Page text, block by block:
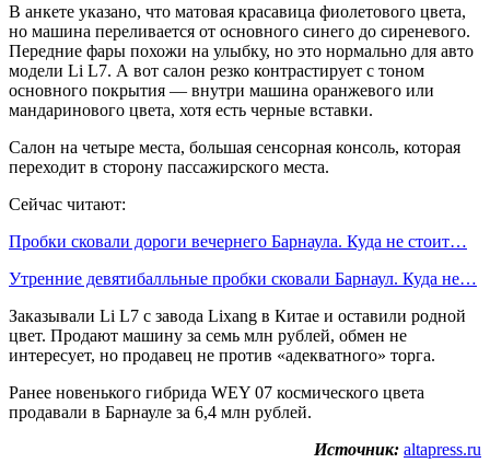
В анкете указано, что матовая красавица фиолетового цвета,
но машина переливается от основного синего до сиреневого.
Передние фары похожи на улыбку, но это нормально для авто
модели Li L7. А вот салон резко контрастирует с тоном
основного покрытия — внутри машина оранжевого или
мандаринового цвета, хотя есть черные вставки.
Салон на четыре места, большая сенсорная консоль, которая
переходит в сторону пассажирского места.
Сейчас читают:
Пробки сковали дороги вечернего Барнаула. Куда не стоит…
Утренние девятибалльные пробки сковали Барнаул. Куда не…
Заказывали Li L7 с завода Lixang в Китае и оставили родной
цвет. Продают машину за семь млн рублей, обмен не
интересует, но продавец не против «адекватного» торга.
Ранее новенького гибрида WEY 07 космического цвета
продавали в Барнауле за 6,4 млн рублей.
Источник: altapress.ru